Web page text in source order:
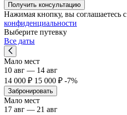
Получить консультацию
Нажимая кнопку, вы соглашаетесь с
конфиденциальности
Выберите путевку
Все даты
Мало мест
10 авг — 14 авг
14 000 ₽ 15 000 ₽ -7%
Забронировать
Мало мест
17 авг — 21 авг